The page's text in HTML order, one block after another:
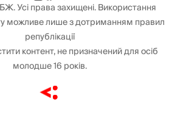
Усі права захищені. Використання
можливе лише з дотриманням правил
републікації
контент, не призначений для осіб
молодше 16 років.